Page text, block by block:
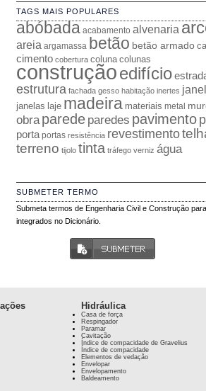
TAGS MAIS POPULARES
abóbada acabamento alvenaria
areia argamassa betão betão armado
cimento cobertura coluna colunas
construçãoedifício
estrutura fachada gesso habitação inertes
janelas laje madeira materiais metal
obra parede paredes pavimento
porta portas resistência revestimento
terreno tijolo tinta tráfego verniz água
SUBMETER TERMO
Submeta termos de Engenharia Civil e Construção
integrados no Dicionário.
Hidráulica
Casa de força
Respingador
Paramar
Cavitação
Índice de compacidade de Gravelius
Índice de compacidade
Elementos de vedação
Envelopar
Envelopamento
Baldeamento